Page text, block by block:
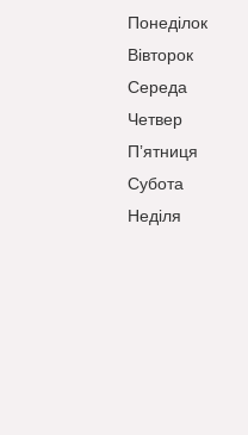
Понеділок
Вівторок
Середа
Четвер
Пʼятниця
Субота
Неділя